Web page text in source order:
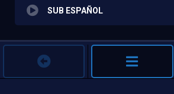
SUB ESPAÑOL